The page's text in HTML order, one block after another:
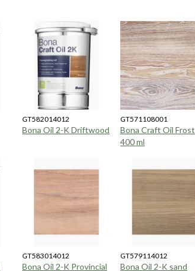
GT582014012
Bona Oil 2-K Driftwood
GT571108001
Bona Craft Oil Frost
400 ml
GT583014012
Bona Oil 2-K Provincial
GT579114012
Bona Oil 2-K sand